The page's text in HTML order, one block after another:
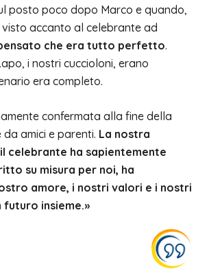
posto poco dopo Marco e quando,
visto accanto al celebrante ad
che era tutto perfetto.
i nostri cuccioloni, erano
era completo.
confermata alla fine della
amici e parenti. La nostra
celebrante ha sapientemente
su misura per noi, ha
amore, i nostri valori e i nostri
insieme.»